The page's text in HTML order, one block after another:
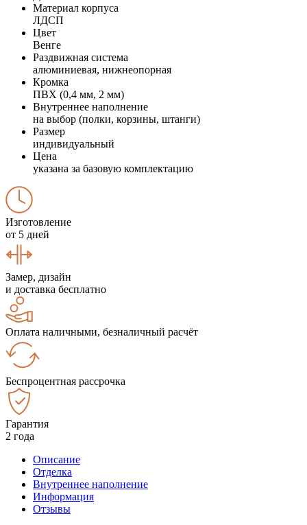
Материал корпуса
ЛДСП
Цвет
Венге
Раздвижная система
алюминиевая, нижнеопорная
Кромка
ПВХ (0,4 мм, 2 мм)
Внутреннее наполнение
на выбор (полки, корзины, штанги)
Размер
индивидуальный
Цена
указана за базовую комплектацию
Изготовление
от 5 дней
Замер, дизайн
и доставка бесплатно
Оплата наличными, безналичный расчёт
Беспроцентная рассрочка
Гарантия
2 года
Описание
Отделка
Внутреннее наполнение
Информация
Отзывы